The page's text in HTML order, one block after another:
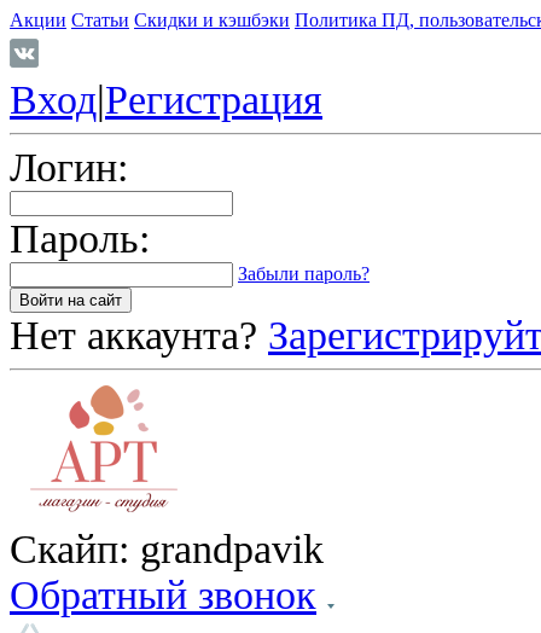
Акции Статьи Скидки и кэшбэки Политика ПД,
Вход|Регистрация
Логин:
Пароль:
Забыли пароль?
Нет аккаунта?
Скайп: grandpavik
Обратный звонок